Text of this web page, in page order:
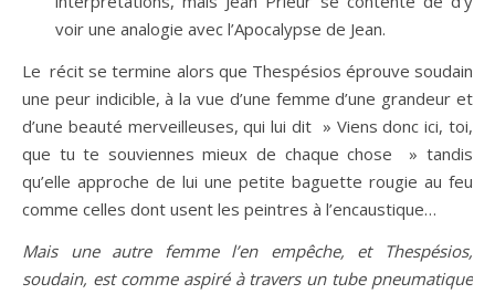
voir une analogie avec l’Apocalypse de Jean.
Le récit se termine alors que Thespésios éprouve soudain
une peur indicible, à la vue d’une femme d’une grandeur et
d’une beauté merveilleuses, qui lui dit » Viens donc ici, toi,
que tu te souviennes mieux de chaque chose » tandis
qu’elle approche de lui une petite baguette rougie au feu
comme celles dont usent les peintres à l’encaustique…
Mais une autre femme l’en empêche, et Thespésios,
soudain, est comme aspiré à travers un tube pneumatique